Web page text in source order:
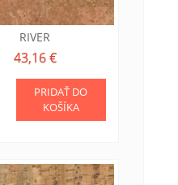
RIVER
43,16 €
PRIDAŤ DO
KOŠÍKA